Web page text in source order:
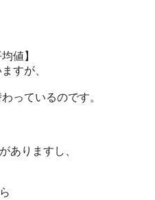
値】
すが、
っているのです。
ありますし、